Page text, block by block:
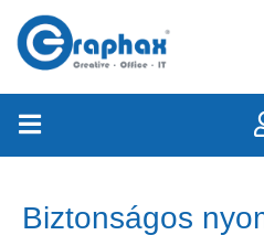
Biztonságos